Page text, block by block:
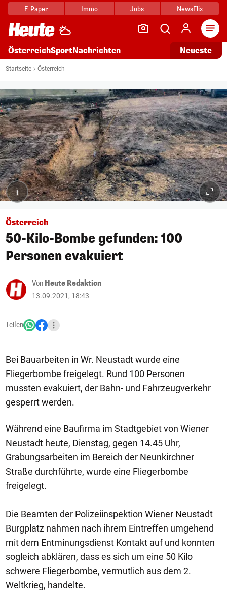
E-Paper Immo Jobs NewsFlix
ÖsterreichSportNachrichten Neueste
Startseite Österreich
i
Österreich
50-Kilo-Bombe gefunden: 100
Personen evakuiert
Von Heute Redaktion
13.09.2021, 18:43
Teilen
Bei Bauarbeiten in Wr. Neustadt wurde eine
Fliegerbombe freigelegt. Rund 100 Personen
mussten evakuiert, der Bahn- und Fahrzeugverkehr
gesperrt werden.
Während eine Baufirma im Stadtgebiet von Wiener
Neustadt heute, Dienstag, gegen 14.45 Uhr,
Grabungsarbeiten im Bereich der Neunkirchner
Straße durchführte, wurde eine Fliegerbombe
freigelegt.
Die Beamten der Polizeiinspektion Wiener Neustadt
Burgplatz nahmen nach ihrem Eintreffen umgehend
mit dem Entminungsdienst Kontakt auf und konnten
sogleich abklären, dass es sich um eine 50 Kilo
schwere Fliegerbombe, vermutlich aus dem 2.
Weltkrieg, handelte.